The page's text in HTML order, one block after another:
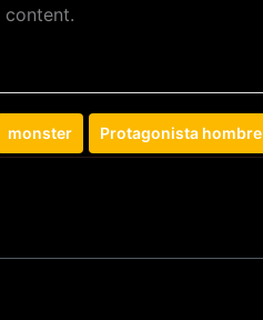
monster Protagonista hombre